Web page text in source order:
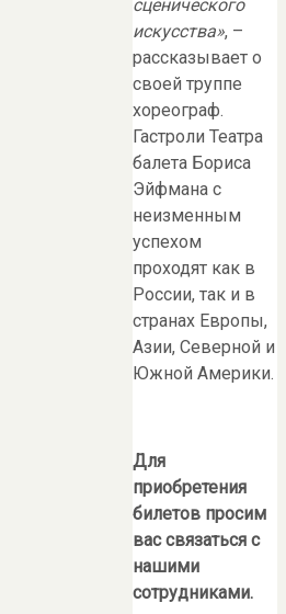
сценического
искусства», –
рассказывает о
своей труппе
хореограф.
Гастроли Театра
балета Бориса
Эйфмана с
неизменным
успехом
проходят как в
России, так и в
странах Европы,
Азии, Северной и
Южной Америки.
Для
приобретения
билетов просим
вас связаться с
нашими
сотрудниками.